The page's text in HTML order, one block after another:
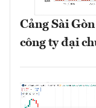
Cảng Sài
công ty đại